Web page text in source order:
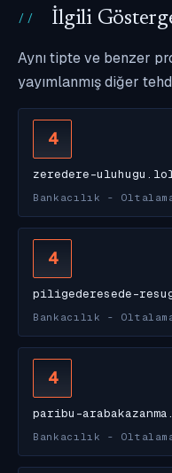
İlgili
Aynı tipte ve benzer
yayımlanmış diğer
4
zeredere-
Bankacılık -
4
piligederesede-
Bankacılık -
4
paribu-
Bankacılık -